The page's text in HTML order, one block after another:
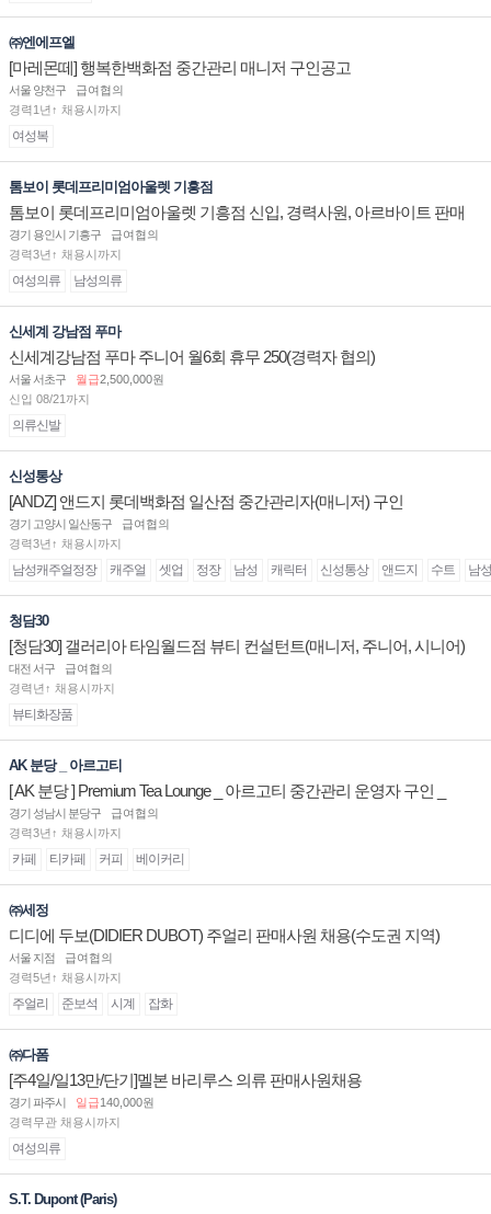
㈜엔에프엘
[마레몬떼] 행복한백화점 중간관리 매니저 구인공고
서울 양천구
급여협의
경력1년↑ 채용시까지
여성복
톰보이 롯데프리미엄아울렛 기흥점
톰보이 롯데프리미엄아울렛 기흥점 신입, 경력사원, 아르바이트 판매
직 구인합니다.
경기 용인시 기흥구
급여협의
경력3년↑ 채용시까지
여성의류 남성의류
신세계 강남점 푸마
신세계강남점 푸마 주니어 월6회 휴무 250(경력자 협의)
서울 서초구 월급2,500,000원
신입 08/21까지
의류신발
신성통상
[ANDZ] 앤드지 롯데백화점 일산점 중간관리자(매니저) 구인
경기 고양시 일산동구
급여협의
경력3년↑ 채용시까지
남성캐주얼정장 캐주얼 셋업 정장 남성 캐릭터 신성통상 앤드지 수트 남
청담30
[청담30] 갤러리아 타임월드점 뷰티 컨설턴트(매니저, 주니어, 시니어)
채용
대전 서구
급여협의
경력년↑ 채용시까지
뷰티화장품
AK 분당 _ 아르고티
[ AK 분당 ] Premium Tea Lounge _ 아르고티 중간관리 운영자 구인 _
경기 성남시 분당구
급여협의
경력3년↑ 채용시까지
카페 티카페 커피 베이커리
㈜세정
디디에 두보(DIDIER DUBOT) 주얼리 판매사원 채용(수도권 지역)
서울 지점
급여협의
경력5년↑ 채용시까지
주얼리 준보석 시계 잡화
㈜다폼
[주4일/일13만/단기]멜본 바리루스 의류 판매사원채용
경기 파주시 일급140,000원
경력무관 채용시까지
여성의류
S.T. Dupont (Paris)